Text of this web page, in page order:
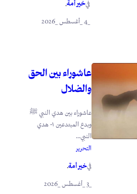
فيخير أمة.
_4 _أغسطس _2026
عاشوراء بين الحق
والضلال
عاشوراء بين هدي النبي ﷺ
وبدع المبتدعين ١- هدي
النبي...
التحرير
فيخير أمة.